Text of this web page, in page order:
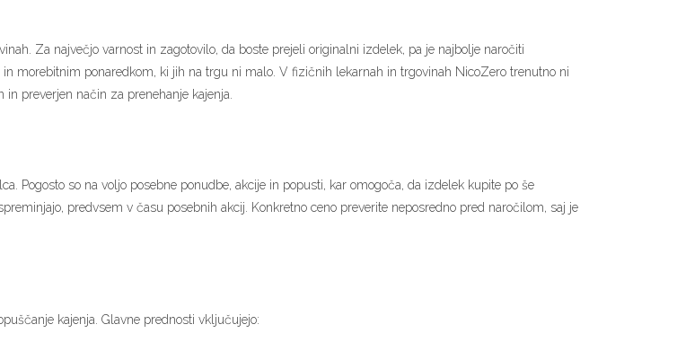
Za največjo varnost in zagotovilo, da boste prejeli originalni izdelek, pa je najbolje naročiti
morebitnim ponaredkom, ki jih na trgu ni malo. V fizičnih lekarnah in trgovinah NicoZero trenutno ni
preverjen način za prenehanje kajenja.
Pogosto so na voljo posebne ponudbe, akcije in popusti, kar omogoča, da izdelek kupite po še
predvsem v času posebnih akcij. Konkretno ceno preverite neposredno pred naročilom, saj je
kajenja. Glavne prednosti vključujejo: